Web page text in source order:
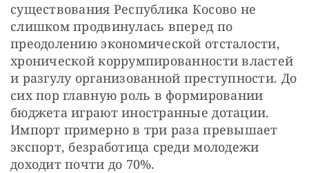
существования Республика Косово не
слишком продвинулась вперед по
преодолению экономической отсталости,
хронической коррумпированности властей
и разгулу организованной преступности. До
сих пор главную роль в формировании
бюджета играют иностранные дотации.
Импорт примерно в три раза превышает
экспорт, безработица среди молодежи
доходит почти до 70%.